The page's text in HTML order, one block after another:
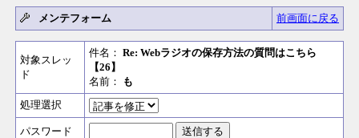
メンテフォーム 前画面に戻る
対象スレッ
ド
件名： Re: Webラジオの保存方法の質問はこちら
【26】
名前：
も
処理選択
パスワード